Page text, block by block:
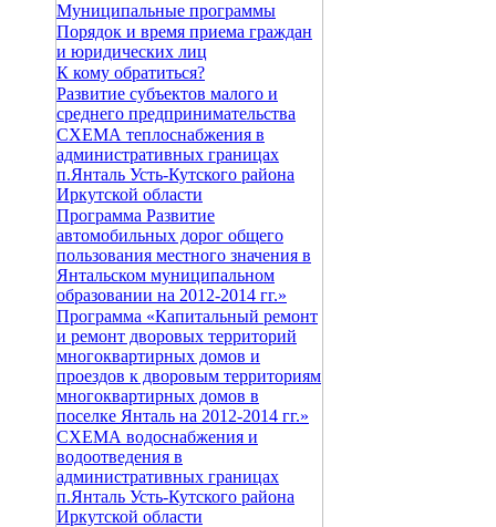
Муниципальные программы
Порядок и время приема граждан
и юридических лиц
К кому обратиться?
Развитие субъектов малого и
среднего предпринимательства
СХЕМА теплоснабжения в
административных границах
п.Янталь Усть-Кутского района
Иркутской области
Программа Развитие
автомобильных дорог общего
пользования местного значения в
Янтальском муниципальном
образовании на 2012-2014 гг.»
Программа «Капитальный ремонт
и ремонт дворовых территорий
многоквартирных домов и
проездов к дворовым территориям
многоквартирных домов в
поселке Янталь на 2012-2014 гг.»
СХЕМА водоснабжения и
водоотведения в
административных границах
п.Янталь Усть-Кутского района
Иркутской области